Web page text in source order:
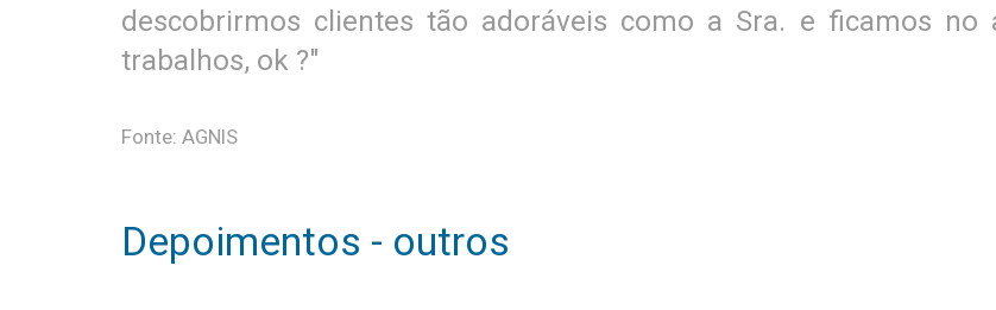
descobrirmos clientes tão adoráveis como a Sra. e ficamos
trabalhos, ok ?"
Fonte: AGNIS
Depoimentos - outros